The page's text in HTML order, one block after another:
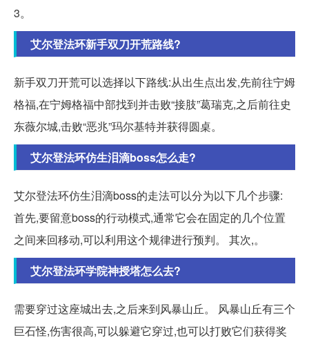
3。
艾尔登法环新手双刀开荒路线?
新手双刀开荒可以选择以下路线:从出生点出发,先前往宁姆
格福,在宁姆格福中部找到并击败“接肢”葛瑞克,之后前往史
东薇尔城,击败“恶兆”玛尔基特并获得圆桌。
艾尔登法环仿生泪滴boss怎么走?
艾尔登法环仿生泪滴boss的走法可以分为以下几个步骤:
首先,要留意boss的行动模式,通常它会在固定的几个位置
之间来回移动,可以利用这个规律进行预判。 其次,。
艾尔登法环学院神授塔怎么去?
需要穿过这座城出去,之后来到风暴山丘。 风暴山丘有三个
巨石怪,伤害很高,可以躲避它穿过,也可以打败它们获得奖